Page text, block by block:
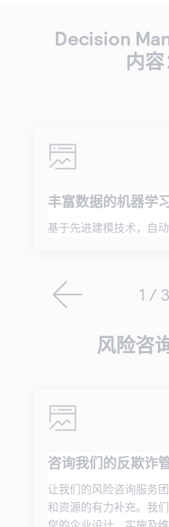
Decision
内容
丰富数据的机器学
基于先进建模技术，自动
1 / 3
风险咨
咨询我们的反欺诈
让我们的风险咨询服务
和资源的有力补充。我